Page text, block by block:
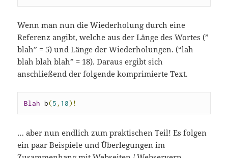
Wenn man nun die Wiederholung durch eine
Referenz angibt, welche aus der Länge des Wortes (”
blah” = 5) und Länge der Wiederholungen. (“lah
blah blah blah” = 18). Daraus ergibt sich
anschließend der folgende komprimierte Text.
Blah b(5, 18)!
… aber nun endlich zum praktischen Teil! Es folgen
ein paar Beispiele und Überlegungen im